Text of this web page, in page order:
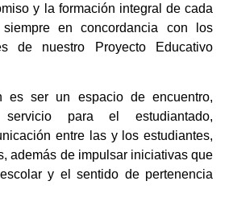
y la formación integral de cada
en concordancia con los
de nuestro Proyecto Educativo
es ser un espacio de encuentro,
servicio para el estudiantado,
entre las y los estudiantes,
además de impulsar iniciativas que
y el sentido de pertenencia